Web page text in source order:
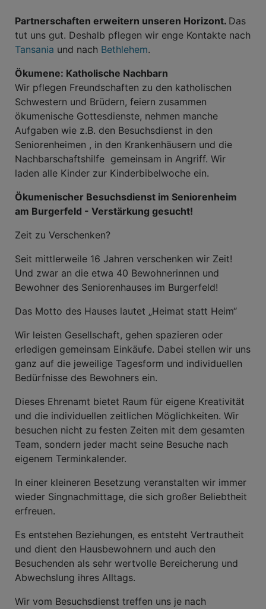
Partnerschaften erweitern unseren Horizont. Das
tut uns gut. Deshalb pflegen wir enge Kontakte nach
Tansania und nach Bethlehem.
Ökumene: Katholische Nachbarn
Wir pflegen Freundschaften zu den katholischen
Schwestern und Brüdern, feiern zusammen
ökumenische Gottesdienste, nehmen manche
Aufgaben wie z.B. den Besuchsdienst in den
Seniorenheimen , in den Krankenhäusern und die
Nachbarschaftshilfe gemeinsam in Angriff. Wir
laden alle Kinder zur Kinderbibelwoche ein.
Ökumenischer Besuchsdienst im Seniorenheim
am Burgerfeld - Verstärkung gesucht!
Zeit zu Verschenken?
Seit mittlerweile 16 Jahren verschenken wir Zeit!
Und zwar an die etwa 40 Bewohnerinnen und
Bewohner des Seniorenhauses im Burgerfeld!
Das Motto des Hauses lautet „Heimat statt Heim“
Wir leisten Gesellschaft, gehen spazieren oder
erledigen gemeinsam Einkäufe. Dabei stellen wir uns
ganz auf die jeweilige Tagesform und individuellen
Bedürfnisse des Bewohners ein.
Dieses Ehrenamt bietet Raum für eigene Kreativität
und die individuellen zeitlichen Möglichkeiten. Wir
besuchen nicht zu festen Zeiten mit dem gesamten
Team, sondern jeder macht seine Besuche nach
eigenem Terminkalender.
In einer kleineren Besetzung veranstalten wir immer
wieder Singnachmittage, die sich großer Beliebtheit
erfreuen.
Es entstehen Beziehungen, es entsteht Vertrautheit
und dient den Hausbewohnern und auch den
Besuchenden als sehr wertvolle Bereicherung und
Abwechslung ihres Alltags.
Wir vom Besuchsdienst treffen uns je nach